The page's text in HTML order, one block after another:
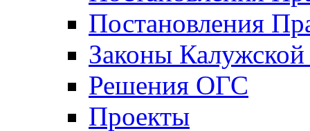
Постановления
Законы Калужской
Решения ОГС
Проекты